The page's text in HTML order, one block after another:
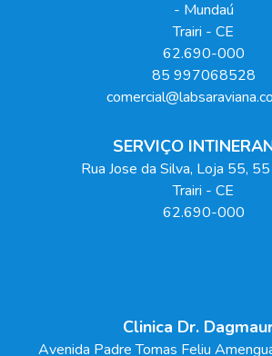
- Mundaú
Trairi -CE
62.690-000
85 997068528
SERVIÇO
Rua Jose da Silva, Loja 55, 55
Trairi -CE
62.690-000
Clinica Dr.
Avenida Padre Tomas Feliu